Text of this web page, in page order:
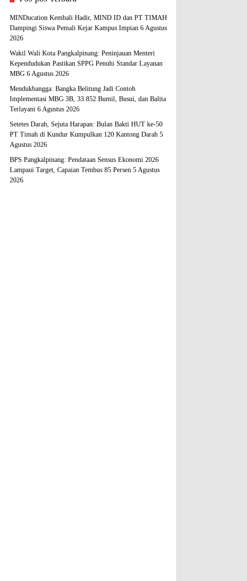
MINDucation Kembali Hadir, MIND ID dan PT TIMAH
Dampingi Siswa Pemali Kejar Kampus Impian 6 Agustus
2026
Wakil Wali Kota Pangkalpinang: Peninjauan Menteri
Kependudukan Pastikan SPPG Penuhi Standar Layanan
MBG 6 Agustus 2026
Mendukbangga: Bangka Belitung Jadi Contoh
Implementasi MBG 3B, 33.852 Bumil, Busui, dan Balita
Terlayani 6 Agustus 2026
Setetes Darah, Sejuta Harapan: Bulan Bakti HUT ke-50
PT Timah di Kundur Kumpulkan 120 Kantong Darah 5
Agustus 2026
BPS Pangkalpinang: Pendataan Sensus Ekonomi 2026
Lampaui Target, Capaian Tembus 85 Persen 5 Agustus
2026